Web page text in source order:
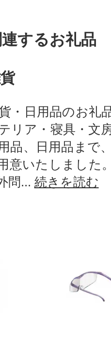
するお礼品
・日用品のお礼
リア・寝具・文
品、日用品まで
意いたしました
問... 続きを読む